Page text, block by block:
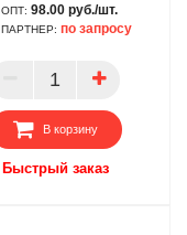
ОПТ: 98.00 руб./шт.
ПАРТНЕР
ПАРТНЕР: по запросу
В корзину
Быстрый заказ